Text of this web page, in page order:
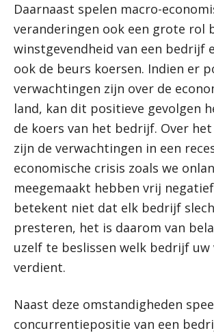
Daarnaast spelen macro-
veranderingen ook een grote rol
winstgevendheid van een bedrijf
ook de beurs koersen. Indien er
verwachtingen zijn over de
land, kan dit positieve gevolgen
de koers van het bedrijf. Over
zijn de verwachtingen in een
economische crisis zoals we
meegemaakt hebben vrij
betekent niet dat elk bedrijf
presteren, het is daarom van
uzelf te beslissen welk bedrijf
verdient.
Naast deze omstandigheden
concurrentiepositie van een